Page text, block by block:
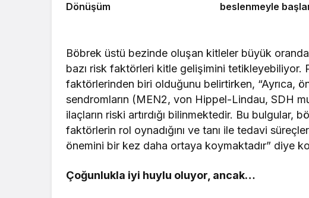
Dönüşüm
beslenmeyle
Böbrek üstü bezinde oluşan kitleler büyük
bazı risk faktörleri kitle gelişimini tetikleyebiliyor.
faktörlerinden biri olduğunu belirtirken, “Ayrıca,
sendromların (MEN2, von Hippel-Lindau, SDH
ilaçların riski artırdığı bilinmektedir. Bu
faktörlerin rol oynadığını ve tanı ile tedavi
önemini bir kez daha ortaya koymaktadır” diye
Çoğunlukla iyi huylu oluyor, ancak…